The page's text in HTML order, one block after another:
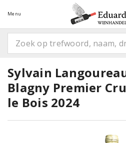
Menu
Sylvain
Blagny Premier
le Bois 2024